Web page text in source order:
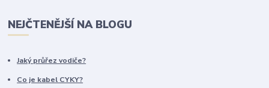
NEJČTENĚJŠÍ NA BLOGU
Jaký průřez vodiče?
Co je kabel CYKY?